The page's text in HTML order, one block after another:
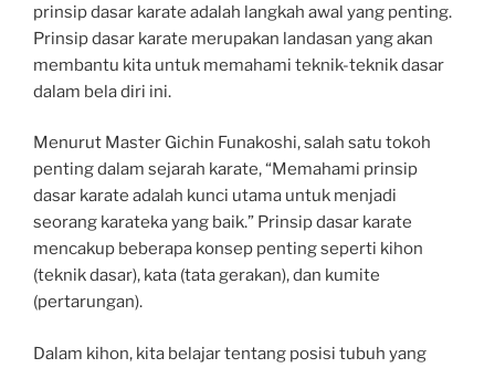
prinsip dasar karate adalah langkah awal yang penting.
Prinsip dasar karate merupakan landasan yang akan
membantu kita untuk memahami teknik-teknik dasar
dalam bela diri ini.
Menurut Master Gichin Funakoshi, salah satu tokoh
penting dalam sejarah karate, “Memahami prinsip
dasar karate adalah kunci utama untuk menjadi
seorang karateka yang baik.” Prinsip dasar karate
mencakup beberapa konsep penting seperti kihon
(teknik dasar), kata (tata gerakan), dan kumite
(pertarungan).
Dalam kihon, kita belajar tentang posisi tubuh yang